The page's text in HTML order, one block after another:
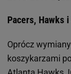
Pacers, Hawks
Oprócz
koszykarzami